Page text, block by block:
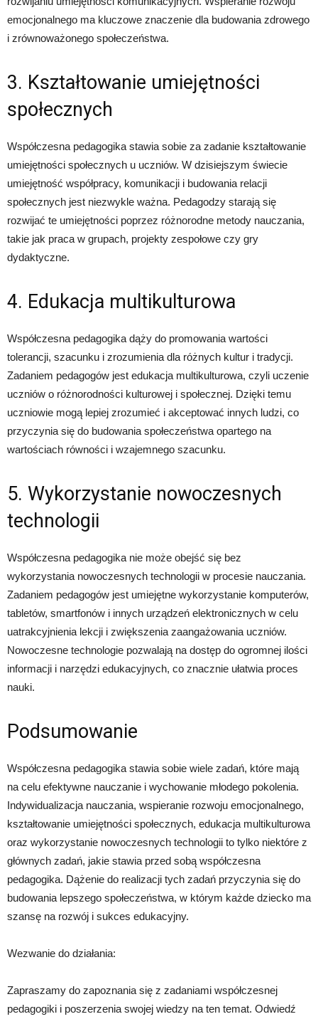
emocjonalnego ma kluczowe znaczenie dla budowania zdrowego
i zrównoważonego społeczeństwa.
3. Kształtowanie umiejętności
społecznych
Współczesna pedagogika stawia sobie za zadanie kształtowanie
umiejętności społecznych u uczniów. W dzisiejszym świecie
umiejętność współpracy, komunikacji i budowania relacji
społecznych jest niezwykle ważna. Pedagodzy starają się
rozwijać te umiejętności poprzez różnorodne metody nauczania,
takie jak praca w grupach, projekty zespołowe czy gry
dydaktyczne.
4. Edukacja multikulturowa
Współczesna pedagogika dąży do promowania wartości
tolerancji, szacunku i zrozumienia dla różnych kultur i tradycji.
Zadaniem pedagogów jest edukacja multikulturowa, czyli uczenie
uczniów o różnorodności kulturowej i społecznej. Dzięki temu
uczniowie mogą lepiej zrozumieć i akceptować innych ludzi, co
przyczynia się do budowania społeczeństwa opartego na
wartościach równości i wzajemnego szacunku.
5. Wykorzystanie nowoczesnych
technologii
Współczesna pedagogika nie może obejść się bez
wykorzystania nowoczesnych technologii w procesie nauczania.
Zadaniem pedagogów jest umiejętne wykorzystanie komputerów,
tabletów, smartfonów i innych urządzeń elektronicznych w celu
uatrakcyjnienia lekcji i zwiększenia zaangażowania uczniów.
Nowoczesne technologie pozwalają na dostęp do ogromnej ilości
informacji i narzędzi edukacyjnych, co znacznie ułatwia proces
nauki.
Podsumowanie
Współczesna pedagogika stawia sobie wiele zadań, które mają
na celu efektywne nauczanie i wychowanie młodego pokolenia.
Indywidualizacja nauczania, wspieranie rozwoju emocjonalnego,
kształtowanie umiejętności społecznych, edukacja multikulturowa
oraz wykorzystanie nowoczesnych technologii to tylko niektóre z
głównych zadań, jakie stawia przed sobą współczesna
pedagogika. Dążenie do realizacji tych zadań przyczynia się do
budowania lepszego społeczeństwa, w którym każde dziecko ma
szansę na rozwój i sukces edukacyjny.
Wezwanie do działania:
Zapraszamy do zapoznania się z zadaniami współczesnej
pedagogiki i poszerzenia swojej wiedzy na ten temat. Odwiedź